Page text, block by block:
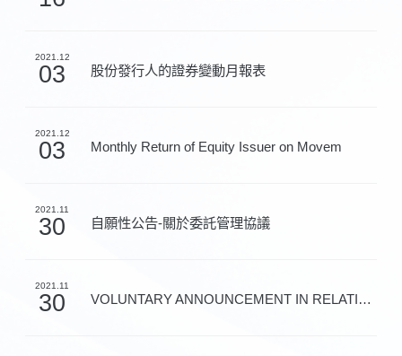
2021.12
03 股份發行人的證券變動月報表
2021.12
03 Monthly Return of Equity Issuer on Movem
2021.11
30 自願性公告-關於委託管理協議
2021.11
30 VOLUNTARY ANNOUNCEMENT IN RELATION TO TH